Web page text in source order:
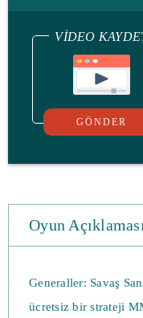
VIDEO
GÖNDER
Oyun
Generaller: Savaş
ücretsiz bir strateji